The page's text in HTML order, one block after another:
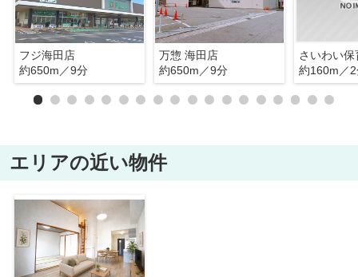
フジ海田店
約650m／9分
万惣 海田店
約650m／9分
さいわい保
約160m／
エリアの近い物件